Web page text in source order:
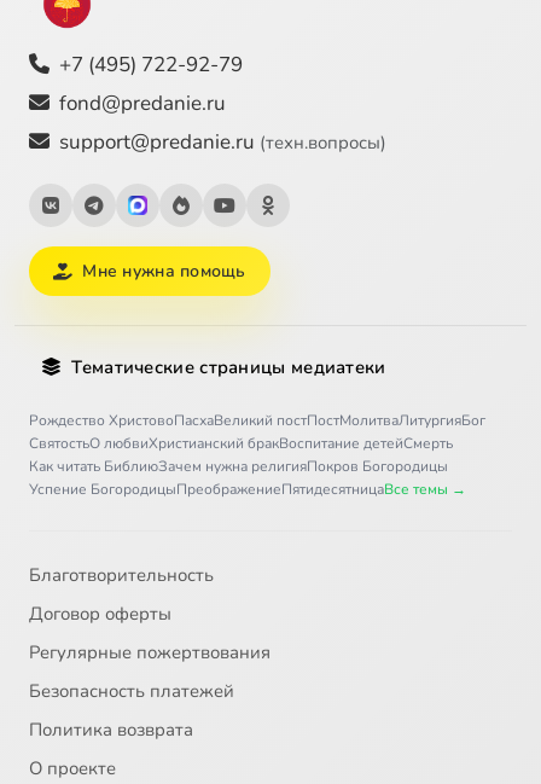
+7 (495) 722-92-79
fond@predanie.ru
support@predanie.ru (техн.вопросы)
Мне нужна помощь
Тематические страницы медиатеки
Рождество ХристовоПасхаВеликий постПостМолитваЛитургияБог
СвятостьО любвиХристианский бракВоспитание детейСмерть
Как читать БиблиюЗачем нужна религияПокров Богородицы
Успение БогородицыПреображениеПятидесятницаВсе темы →
Благотворительность
Договор оферты
Регулярные пожертвования
Безопасность платежей
Политика возврата
О проекте